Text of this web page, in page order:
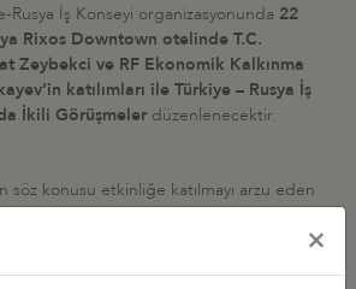
İş Konseyi organizasyonunda 22
Rixos Downtown otelinde T.C.
Zeybekci ve RF Ekonomik Kalkınma
katılımları ile Türkiye – Rusya İş
İkili Görüşmeler düzenlenecektir.
söz konusu etkinliğe katılmayı arzu eden
Salı günü saat 12:00’a kadar
60/39
adresli internet bağlantısı
DEİK üyesi firma temsilcileri için kişi
×